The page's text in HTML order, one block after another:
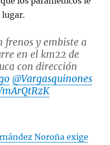
frenos y embiste a
en el km22 de
con dirección
@Vargasquinones
July 7, 2023
Noroña exige